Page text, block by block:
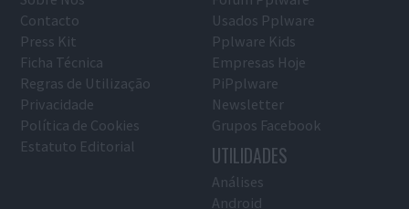
Contacto
Press Kit
Ficha Técnica
Regras de Utilização
Privacidade
Política de Cookies
Estatuto Editorial
Usados Pplware
Pplware Kids
Empresas Hoje
PiPplware
Newsletter
Grupos Facebook
UTILIDADES
Análises
Android